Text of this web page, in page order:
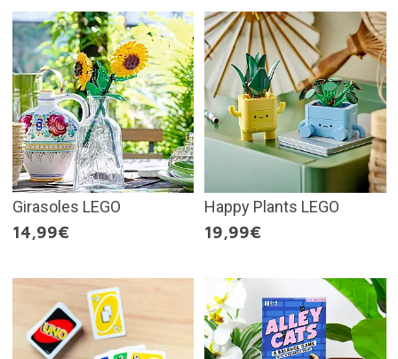
Girasoles LEGO
14,99€
Happy Plants LEGO
19,99€